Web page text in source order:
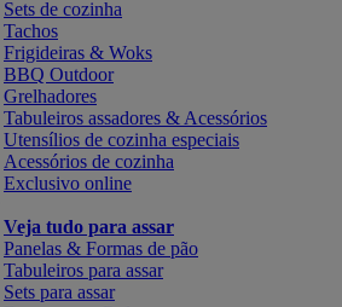
Sets de cozinha
Tachos
Frigideiras & Woks
BBQ Outdoor
Grelhadores
Tabuleiros assadores & Acessórios
Utensílios de cozinha especiais
Acessórios de cozinha
Exclusivo online
Veja tudo para assar
Panelas & Formas de pão
Tabuleiros para assar
Sets para assar